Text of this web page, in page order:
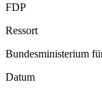
FDP
Ressort
Bundesministerium
Datum